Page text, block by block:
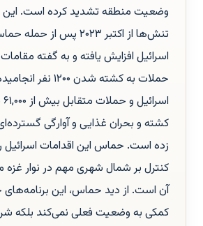
وضعیت منطقه تشدید کرده است. این
تنش‌ها از اکتبر ۲۰۲۳ پس
اسرائیل افزایش یافته و به گفته مقامات
حملات به کشته شدن
کشته و بحران غذایی و آوارگی
زده است. حماس این اقدامات اسرائیل
کنترل بر شمال شهری مهم در نوار غزه
آن است. از دید حماس، این برنامه‌های
کمکی به وضعیت فعلی نمی‌کند بلکه